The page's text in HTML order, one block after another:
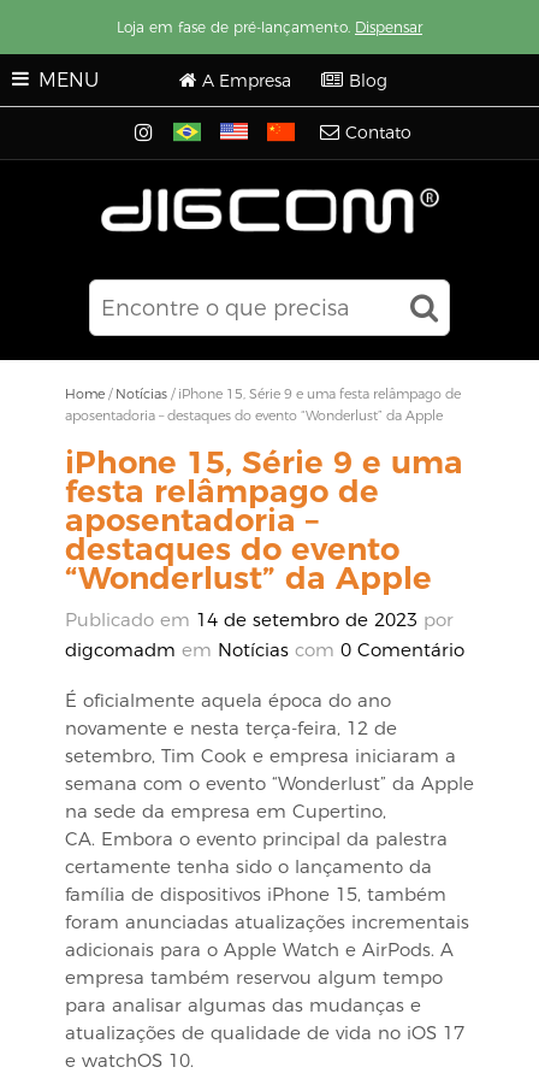
Loja em fase de pré-lançamento. Dispensar
MENU A Empresa Blog
Contato
Home / Notícias / iPhone 15, Série 9 e uma festa relâmpago de
aposentadoria – destaques do evento “Wonderlust” da Apple
iPhone 15, Série 9 e uma
festa relâmpago de
aposentadoria –
destaques do evento
“Wonderlust” da Apple
Publicado em 14 de setembro de 2023 por
digcomadm em Notícias com 0 Comentário
É oficialmente aquela época do ano
novamente e nesta terça-feira, 12 de
setembro, Tim Cook e empresa iniciaram a
semana com o evento “Wonderlust” da Apple
na sede da empresa em Cupertino,
CA. Embora o evento principal da palestra
certamente tenha sido o lançamento da
família de dispositivos iPhone 15, também
foram anunciadas atualizações incrementais
adicionais para o Apple Watch e AirPods. A
empresa também reservou algum tempo
para analisar algumas das mudanças e
atualizações de qualidade de vida no iOS 17
e watchOS 10.